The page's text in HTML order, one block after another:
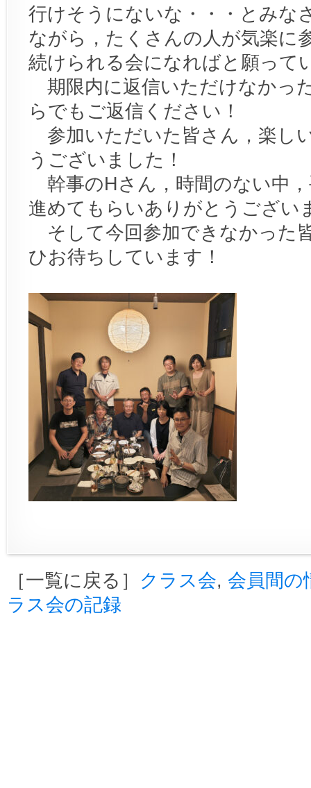
行けそうにないな・・・とみな
ながら，たくさんの人が気楽に
続けられる会になればと願って
期限内に返信いただけなかっ
らでもご返信ください！
参加いただいた皆さん，楽し
うございました！
幹事のHさん，時間のない中
進めてもらいありがとうござい
そして今回参加できなかった
ひお待ちしています！
［一覧に戻る］ クラス会, 会員間の
ラス会の記録